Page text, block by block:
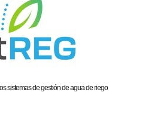
sistemas de gestión de agua de riego